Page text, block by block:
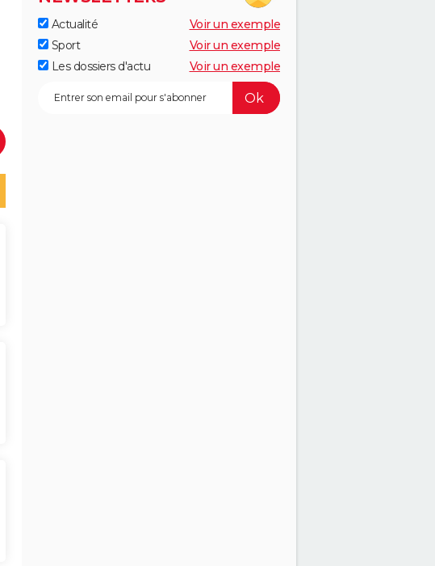
Actualité
Voir un exemple
Sport
Voir un exemple
Les dossiers d'actu
Voir un exemple